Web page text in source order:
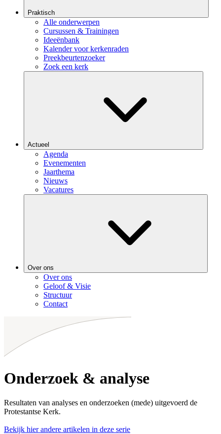
Praktisch
Alle onderwerpen
Cursussen & Trainingen
Ideeënbank
Kalender voor kerkenraden
Preekbeurtenzoeker
Zoek een kerk
Actueel
Agenda
Evenementen
Jaarthema
Nieuws
Vacatures
Over ons
Over ons
Geloof & Visie
Structuur
Contact
Onderzoek & analyse
Resultaten van analyses en onderzoeken (mede) uitgevoerd de
Protestantse Kerk.
Bekijk hier andere artikelen in deze serie